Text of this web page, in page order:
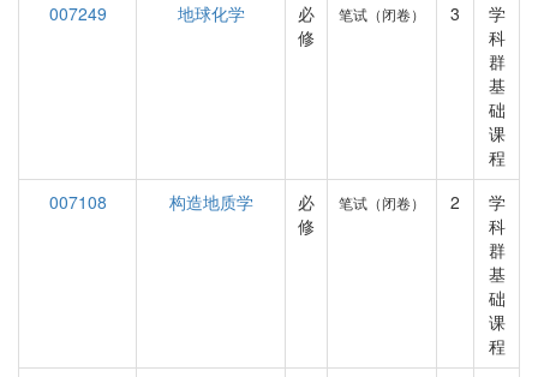
007249
地球化学
必
修
笔试（闭卷） 3
学
科
群
基
础
课
程
007108
构造地质学
必
修
笔试（闭卷） 2
学
科
群
基
础
课
程